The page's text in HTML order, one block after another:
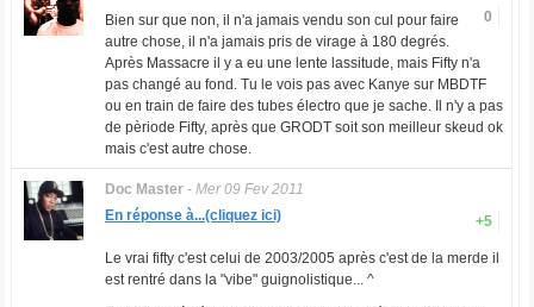
0
Bien sur que non, il n'a jamais vendu son cul pour faire
autre chose, il n'a jamais pris de virage à 180 degrés.
Après Massacre il y a eu une lente lassitude, mais Fifty n'a
pas changé au fond. Tu le vois pas avec Kanye sur MBDTF
ou en train de faire des tubes électro que je sache. Il n'y a pas
de pèriode Fifty, après que GRODT soit son meilleur skeud ok
mais c'est autre chose.
Doc Master- Mer 09 Fev 2011
+5
En réponse à...(cliquez ici)
Le vrai fifty c'est celui de 2003/2005 après c'est de la merde il
est rentré dans la "vibe" guignolistique... ^